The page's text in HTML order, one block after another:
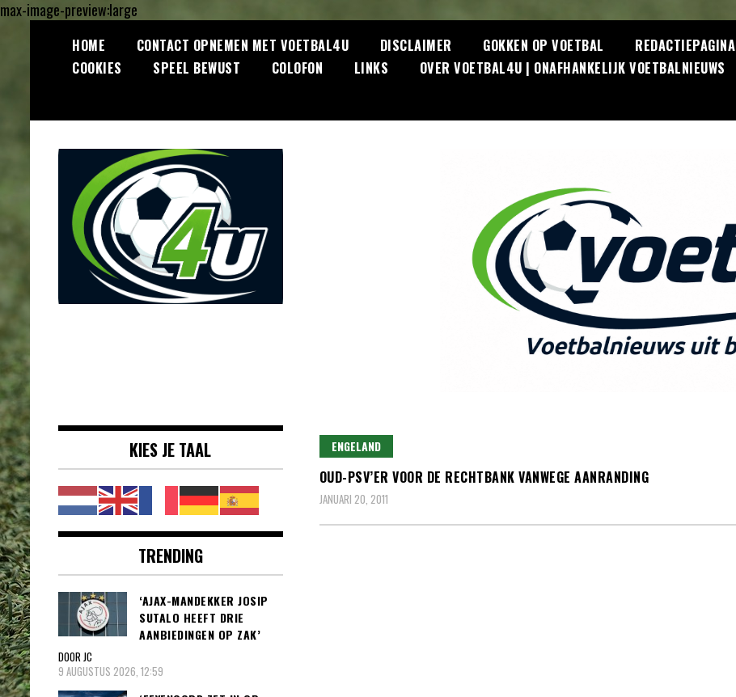
max-image-preview:large
HOME CONTACT OPNEMEN MET VOETBAL4U DISCLAIMER GOKKEN OP VOETBAL REDACTIEPAGINA
COOKIES
SPEEL BEWUST COLOFON LINKS OVER VOETBAL4U | ONAFHANKELIJK VOETBALNIEUWS
Eredivisie &
Internationaal
voetbal |
ENGELAND
OUD-PSV’ER VOOR DE RECHTBANK VANWEGE AANRANDING
JANUARI 20, 2011
KIES JE TAAL
TRENDING
‘AJAX-MANDEKKER JOSIP
SUTALO HEEFT DRIE
AANBIEDINGEN OP ZAK’
DOOR JC
9 AUGUSTUS 2026, 12:59